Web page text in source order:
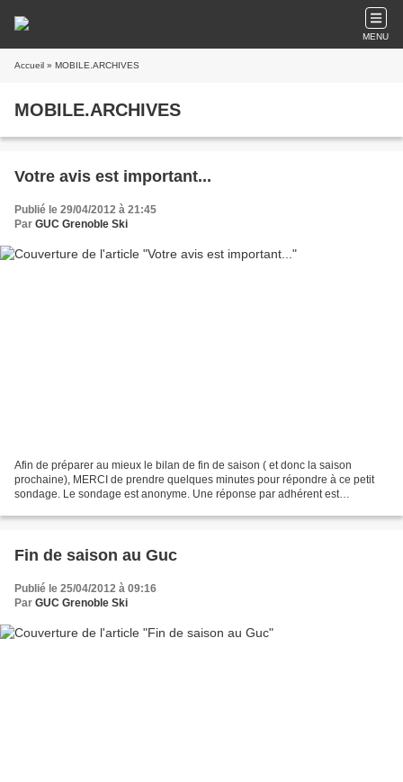
MENU
Accueil » MOBILE.ARCHIVES
MOBILE.ARCHIVES
Votre avis est important...
Publié le 29/04/2012 à 21:45
Par GUC Grenoble Ski
Afin de préparer au mieux le bilan de fin de saison ( et donc la saison
prochaine), MERCI de prendre quelques minutes pour répondre à ce petit
sondage. Le sondage est anonyme. Une réponse par adhérent est
Fin de saison au Guc
Publié le 25/04/2012 à 09:16
Par GUC Grenoble Ski